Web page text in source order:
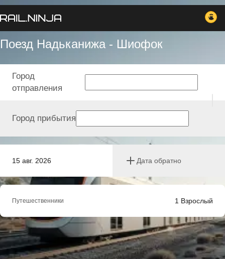
Поезд Надьканижа - Шиофок
15 авг. 2026 Дата обратно
Город
отправления
Город прибытия
Путешественники 1 Взрослый